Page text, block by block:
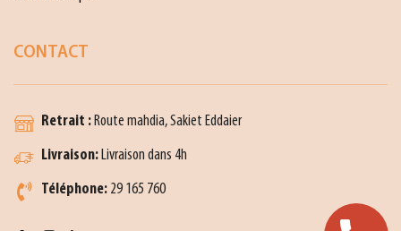
CONTACT
Retrait :Route mahdia, Sakiet Eddaier
Livraison:Livraison dans 4h
Téléphone: 29 165 760